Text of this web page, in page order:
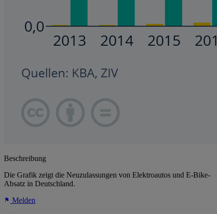
Beschreibung
Die Grafik zeigt die Neuzulassungen von Elektroautos und E-Bike-
Absatz in Deutschland.
Melden